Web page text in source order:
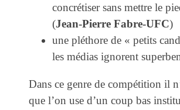
concrétiser sans mettre le
(Jean-Pierre Fabre-UFC)
une pléthore de « petits
les médias ignorent
Dans ce genre de compétition il
que l’on use d’un coup bas